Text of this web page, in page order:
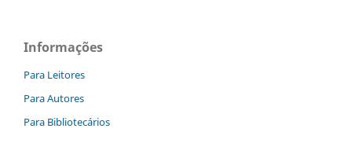
Informações
Para Leitores
Para Autores
Para Bibliotecários